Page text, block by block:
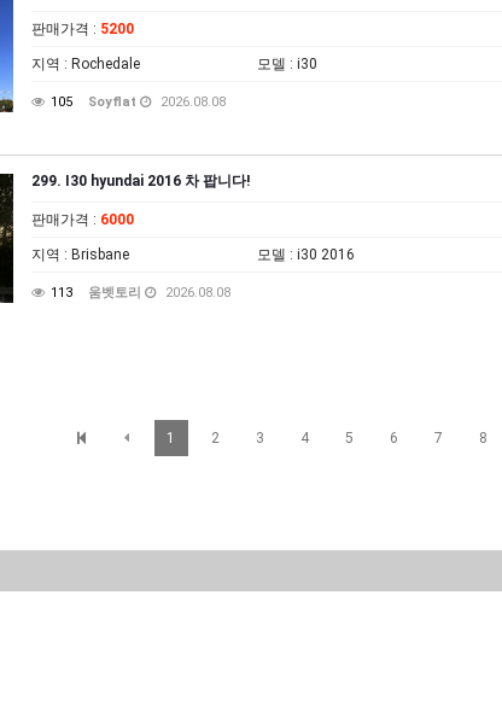
판매가격 : 5200
지역 : Rochedale 모델 : i30
105 Soyflat 2026.08.08
299. I30 hyundai 2016 차 팝니다!
판매가격 : 6000
지역 : Brisbane 모델 : i30 2016
113 움벳토리 2026.08.08
1 2 3 4 5 6 7 8